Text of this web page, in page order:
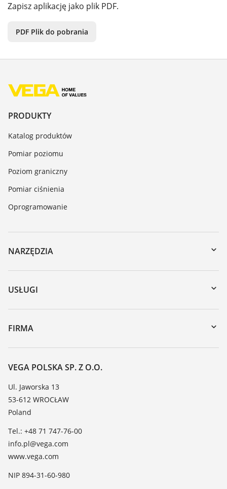
Zapisz aplikację jako plik PDF.
PDF Plik do pobrania
PRODUKTY
Katalog produktów
Pomiar poziomu
Poziom graniczny
Pomiar ciśnienia
Oprogramowanie
NARZĘDZIA
Do pobrania
Wyszukiwanie po numerze seryjnym
DTM Collection/PACTware
USŁUGI
Naprawa
Szkolenia
TeamViewer
FIRMA
O firmie VEGA
Kontakt
Aktualności
Media
Blog
VEGA POLSKA SP. Z O.O.
Ul. Jaworska 13
53-612 WROCŁAW
Poland
Tel.: +48 71 747-76-00
info.pl@vega.com
www.vega.com
NIP 894-31-60-980